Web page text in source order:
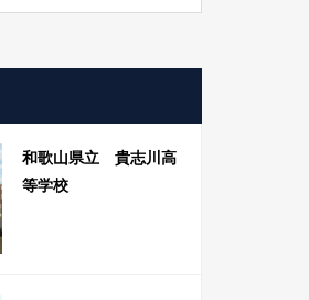
和歌山県立 貴志川高
等学校